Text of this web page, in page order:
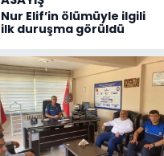
Nur Elif’in ölümüyle ilgili
ilk duruşma görüldü